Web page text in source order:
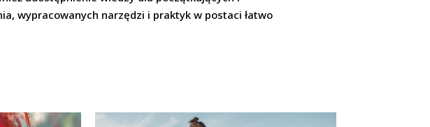
wypracowanych narzędzi i praktyk w postaci łatwo